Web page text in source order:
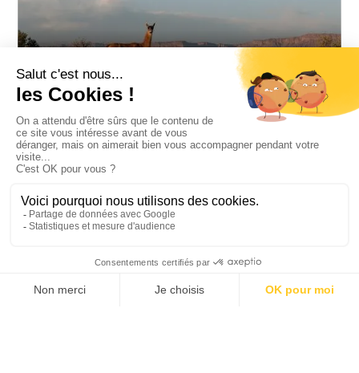
LA VILLE DE LA RIOJA, ENDOMMAGÉE PAR UN TERRIBLE TREMBLEMENT DE
TERRE EN 1894 A ÉTÉ COMPLÈTEMENT REBÂTIE....
MENDOZA
DE LA CORDILLÈRE DES ANDES À...